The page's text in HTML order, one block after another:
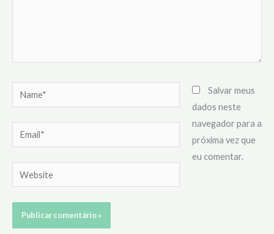
Name*
Email*
Website
Salvar meus
dados neste
navegador para a
próxima vez que
eu comentar.